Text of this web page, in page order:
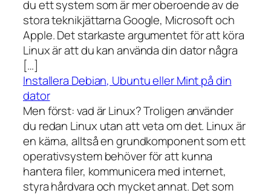
du ett system som är mer oberoende av de
stora teknikjättarna Google, Microsoft och
Apple. Det starkaste argumentet för att köra
Linux är att du kan använda din dator några
[…]
Installera Debian, Ubuntu eller Mint på din
dator
Men först: vad är Linux? Troligen använder
du redan Linux utan att veta om det. Linux är
en kärna, alltså en grundkomponent som ett
operativsystem behöver för att kunna
hantera filer, kommunicera med internet,
styra hårdvara och mycket annat. Det som